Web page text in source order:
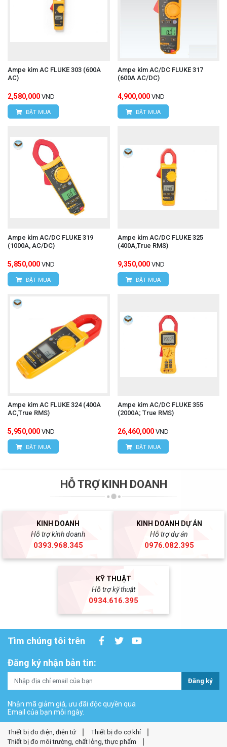
Ampe kìm AC FLUKE 303 (600A
AC)
2,580,000 VND
ĐẶT MUA
Ampe kìm AC/DC FLUKE 317
(600A AC/DC)
4,900,000 VND
ĐẶT MUA
Ampe kìm AC/DC FLUKE 319
(1000A, AC/DC)
5,850,000 VND
ĐẶT MUA
Ampe kìm AC/DC FLUKE 325
(400A,True RMS)
9,350,000 VND
ĐẶT MUA
Ampe kìm AC FLUKE 324 (400A
AC,True RMS)
5,950,000 VND
ĐẶT MUA
Ampe kìm AC/DC FLUKE 355
(2000A; True RMS)
26,460,000 VND
ĐẶT MUA
HỖ TRỢ KINH DOANH
KINH DOANH
Hỗ trợ kinh doanh
0393.968.345
KINH DOANH DỰ ÁN
Hỗ trợ dự án
0976.082.395
KỸ THUẬT
Hỗ trợ kỹ thuật
0934.616.395
Tìm chúng tôi trên
Đăng ký nhận bản tin:
Đăng ký
Nhận mã giảm giá, ưu đãi độc quyền qua
Email của bạn mỗi ngày.
Thiết bị đo điện, điện tử
Thiết bị đo cơ khí
Thiết bị đo môi trường, chất lỏng, thực phẩm